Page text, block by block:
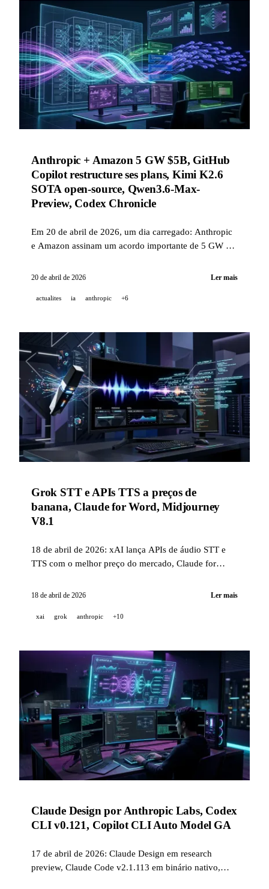
Anthropic + Amazon 5 GW $5B, GitHub
Copilot restructure ses plans, Kimi K2.6
SOTA open-source, Qwen3.6-Max-
Preview, Codex Chronicle
Em 20 de abril de 2026, um dia carregado: Anthropic
e Amazon assinam um acordo importante de 5 GW e
Pro/Pro+, Kimi K2.6 estabelece novos recordes open-
próximo modelo principal.
20 de abril de 2026 Ler mais
actualites ia anthropic +6
Grok STT e APIs TTS a preços de
banana, Claude for Word, Midjourney
V8.1
18 de abril de 2026: xAI lança APIs de áudio STT e
TTS com o melhor preço do mercado, Claude for
Midjourney V8.1 com renderização 2K nativa, Luma
sua arquitetura PraaS.
18 de abril de 2026 Ler mais
xai grok anthropic +10
Claude Design por Anthropic Labs, Codex
CLI v0.121, Copilot CLI Auto Model GA
17 de abril de 2026: Claude Design em research
preview, Claude Code v2.1.113 em binário nativo,